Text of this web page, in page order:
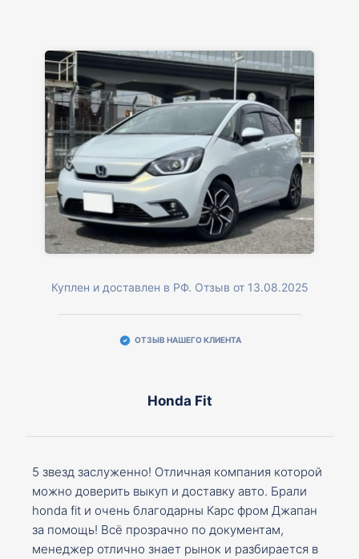
Куплен и доставлен в РФ. Отзыв от 13.08.2025
ОТЗЫВ НАШЕГО КЛИЕНТА
Honda Fit
5 звезд заслуженно! Отличная компания которой
можно доверить выкуп и доставку авто. Брали
honda fit и очень благодарны Карс фром Джапан
за помощь! Всё прозрачно по документам,
менеджер отлично знает рынок и разбирается в